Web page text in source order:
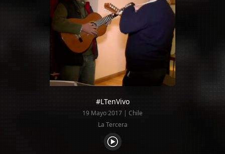
#LTenVivo
19 Mayo 2017 | Chile
La Tercera